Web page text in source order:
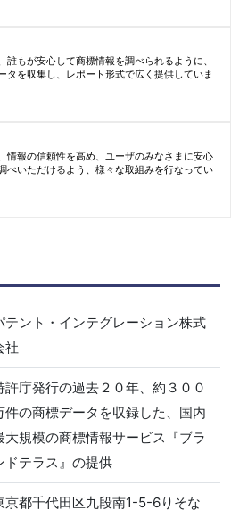
誰もが安心して商標情報を調べられるように、
タを収集し、レポート形式で広く提供していま
情報の信頼性を高め、ユーザのみなさまに安心
べいただけるよう、様々な取組みを行なってい
テント・インテグレーション株式
社
許庁発行の過去２０年、約３００
件の商標データを収録した、国内
大規模の商標情報サービス『ブラ
ドテラス』の提供
京都千代田区九段南1-5-6りそな